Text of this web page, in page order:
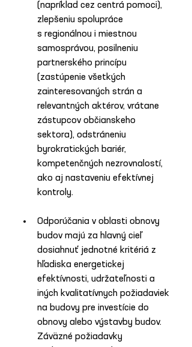
(napríklad cez centrá pomoci),
zlepšeniu spolupráce
s regionálnou i miestnou
samosprávou, posilneniu
partnerského princípu
(zastúpenie všetkých
zainteresovaných strán a
relevantných aktérov, vrátane
zástupcov občianskeho
sektora), odstráneniu
byrokratických bariér,
kompetenčných nezrovnalostí,
ako aj nastaveniu efektívnej
kontroly.
Odporúčania v oblasti obnovy
budov majú za hlavný cieľ
dosiahnuť jednotné kritériá z
hľadiska energetickej
efektívnosti, udržateľnosti a
iných kvalitatívnych požiadaviek
na budovy pre investície do
obnovy alebo výstavby budov.
Záväzné požiadavky